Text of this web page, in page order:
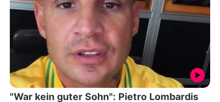
"War kein guter Sohn": Pietro Lombardis